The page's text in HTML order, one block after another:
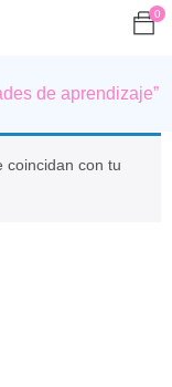
0
de aprendizaje”
coincidan con tu